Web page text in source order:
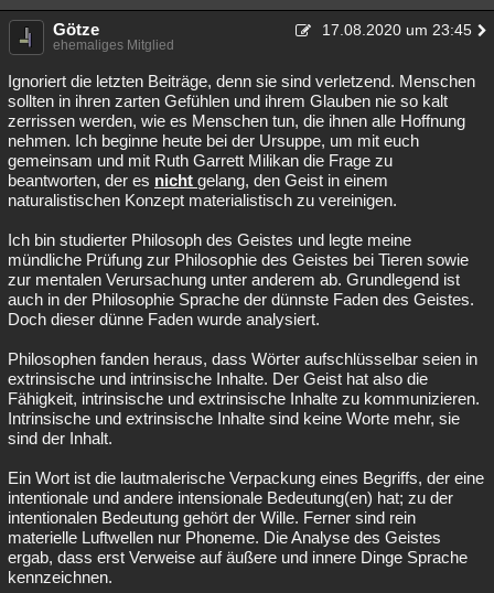
Götze 17.08.2020 um 23:45
ehemaliges Mitglied
Ignoriert die letzten Beiträge, denn sie sind verletzend. Menschen
sollten in ihren zarten Gefühlen und ihrem Glauben nie so kalt
zerrissen werden, wie es Menschen tun, die ihnen alle Hoffnung
nehmen. Ich beginne heute bei der Ursuppe, um mit euch
gemeinsam und mit Ruth Garrett Milikan die Frage zu
beantworten, der es nicht gelang, den Geist in einem
naturalistischen Konzept materialistisch zu vereinigen.
Ich bin studierter Philosoph des Geistes und legte meine
mündliche Prüfung zur Philosophie des Geistes bei Tieren sowie
zur mentalen Verursachung unter anderem ab. Grundlegend ist
auch in der Philosophie Sprache der dünnste Faden des Geistes.
Doch dieser dünne Faden wurde analysiert.
Philosophen fanden heraus, dass Wörter aufschlüsselbar seien in
extrinsische und intrinsische Inhalte. Der Geist hat also die
Fähigkeit, intrinsische und extrinsische Inhalte zu kommunizieren.
Intrinsische und extrinsische Inhalte sind keine Worte mehr, sie
sind der Inhalt.
Ein Wort ist die lautmalerische Verpackung eines Begriffs, der eine
intentionale und andere intensionale Bedeutung(en) hat; zu der
intentionalen Bedeutung gehört der Wille. Ferner sind rein
materielle Luftwellen nur Phoneme. Die Analyse des Geistes
ergab, dass erst Verweise auf äußere und innere Dinge Sprache
kennzeichnen.